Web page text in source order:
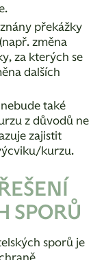
překážky
změna
za kterých se
dalších
také
z důvodů ne
zajistit
kurzu.
SPORŮ
sporů je